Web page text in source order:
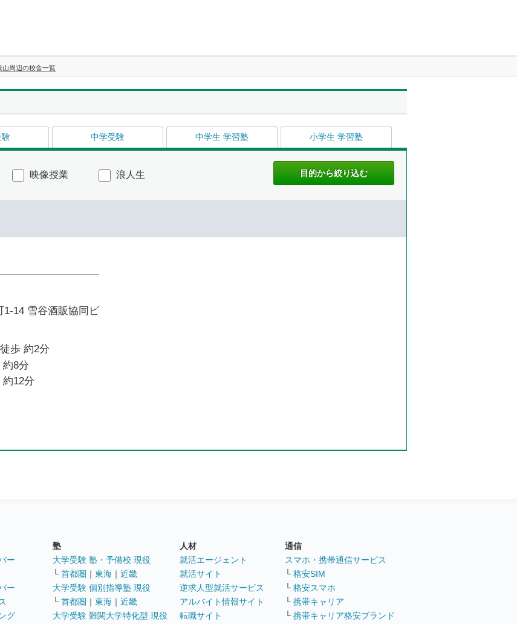
山周辺の校舎一覧
験 中学受験 中学生 学習塾 小学生 学習塾
映像授業 浪人生
14 雪谷酒販協同ビ
歩 約2分
8分
12分
ー
ー
グ
塾
大学受験 塾・予備校 現役
└ 首都圏 ｜ 東海 ｜ 近畿
大学受験 個別指導塾 現役
└ 首都圏 ｜ 東海 ｜ 近畿
大学受験 難関大学特化型 現役
人材
就活エージェント
就活サイト
逆求人型就活サービス
アルバイト情報サイト
転職サイト
通信
スマホ・携帯通信サービス
└ 格安SIM
└ 格安スマホ
└ 携帯キャリア
└ 携帯キャリア格安ブランド